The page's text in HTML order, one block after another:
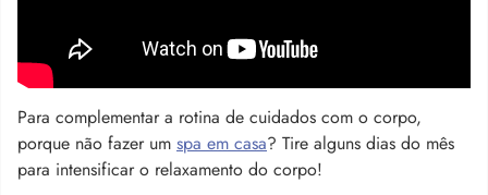
Para complementar a rotina de cuidados com o corpo,
porque não fazer um spa em casa? Tire alguns dias do mês
para intensificar o relaxamento do corpo!